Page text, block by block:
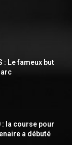
: Le fameux but
: la course pour
a débuté